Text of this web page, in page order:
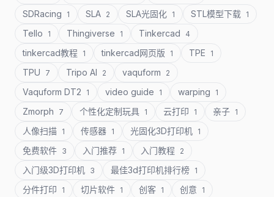
SDRacing 1 SLA 2 SLA光固化 1 STL模型下载 1
Tello 1 Thingiverse 1 Tinkercad 4
tinkercad教程 1 tinkercad网页版 1 TPE 1
TPU 7 Tripo AI 2 vaquform 2
Vaquform DT2 1 video guide 1 warping 1
Zmorph 7 个性化定制玩具 1 云打印 1 亲子 1
人像扫描 1 传感器 1 光固化3D打印机 1
免费软件 3 入门推荐 1 入门教程 2
入门级3D打印机 3 最佳3d打印机排行榜 1
分件打印 1 切片软件 1 创客 1 创意 1